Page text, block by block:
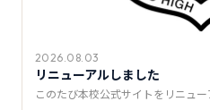
2026.08.03
リニューアルしました
このたび本校公式サイトをリニュ